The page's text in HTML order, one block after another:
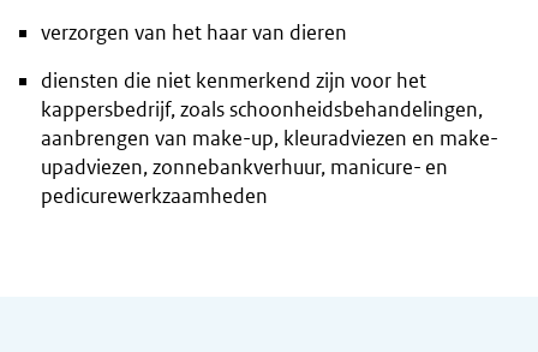
verzorgen van het haar van dieren
diensten die niet kenmerkend zijn voor het
kappersbedrijf, zoals schoonheidsbehandelingen,
aanbrengen van make-up, kleuradviezen en make-
upadviezen, zonnebankverhuur, manicure- en
pedicurewerkzaamheden